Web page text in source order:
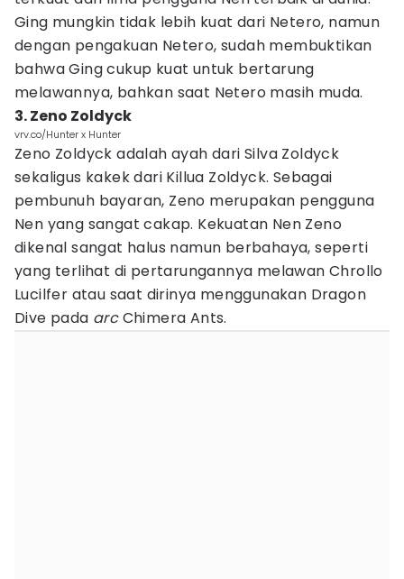
Ging mungkin tidak lebih kuat dari Netero, namun
dengan pengakuan Netero, sudah membuktikan
bahwa Ging cukup kuat untuk bertarung
melawannya, bahkan saat Netero masih muda.
3. Zeno Zoldyck
vrv.co/Hunter x Hunter
Zeno Zoldyck adalah ayah dari Silva Zoldyck
sekaligus kakek dari Killua Zoldyck. Sebagai
pembunuh bayaran, Zeno merupakan pengguna
Nen yang sangat cakap. Kekuatan Nen Zeno
dikenal sangat halus namun berbahaya, seperti
yang terlihat di pertarungannya melawan Chrollo
Lucilfer atau saat dirinya menggunakan Dragon
Dive pada arcChimera Ants.